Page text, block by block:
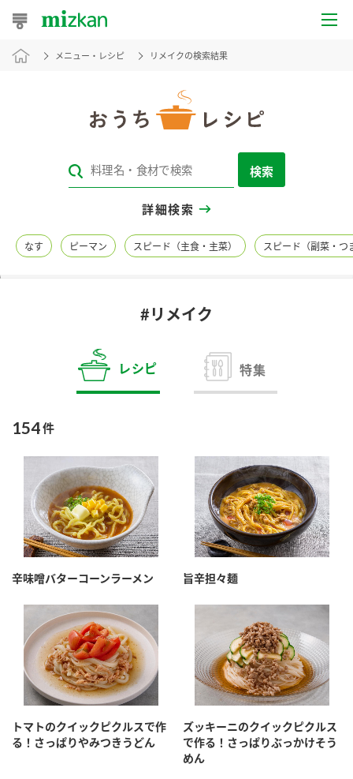
おうちレシピ
レシピカテゴリ一覧
レシピ名特集
商品カテゴリ
お酢ドリンク ぽん酢
みりん風・料理酒 鍋用調味料
つゆ たれ
スープ 中華
クイック調味料 レモン果汁
ブランド・スペシャルサイト
ブランド・スペシャルサイト トップ
商品ブランドサイト
カンタン酢
お酢ドリンク
味ぽん
ぽん酢
かおりの蔵
企業情報
ミツカングループについて
企業理念
ミツカンの歴史
ミツカンを知る
環境への取り組み
採用情報
ニュースリリース
メニュー・レシピ リメイクの検索結果
検索
詳細検索
なす ピーマン スピード（主食・主菜） スピード（副菜・つ
#リメイク
レシピ 特集
154件
辛味噌バターコーンラーメン 旨辛担々麺
トマトのクイックピクルスで作
る！さっぱりやみつきうどん
ズッキーニのクイックピクルス
で作る！さっぱりぶっかけそう
めん